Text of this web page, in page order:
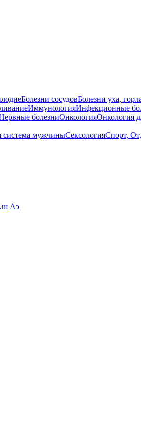
Болезни сосудовБолезни уха,
ИммунологияИнфекционные
болезниОнкологияОнкология
система мужчиныСексологияСпорт,
Аэ